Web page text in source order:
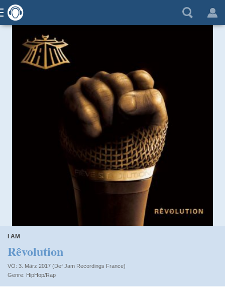
I AM
Rêvolution
VÖ: 3. März 2017 (Def Jam Recordings France)
HipHop/Rap